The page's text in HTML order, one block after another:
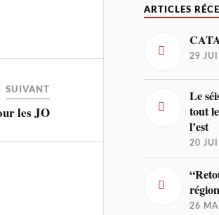
SUIVANT
les JO
ARTICLES
29
Le
tout
l’est
20
26